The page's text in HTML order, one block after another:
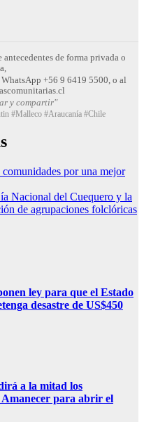
de forma privada o
+56 9 6419 5500, o al
y compartir"
#Malleco #Araucanía #Chile
por una mejor
Nacional del Cuequero y la
de agrupaciones folclóricas
ley para que el Estado
desastre de US$450
a la mitad los
Amanecer para abrir el